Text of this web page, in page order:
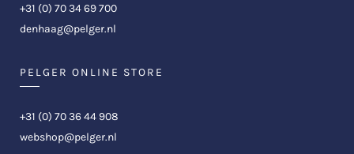
+31 (0) 70 34 69 700
denhaag@pelger.nl
PELGER ONLINE STORE
+31 (0) 70 36 44 908
webshop@pelger.nl